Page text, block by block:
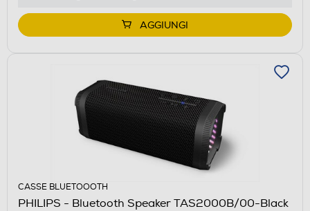
AGGIUNGI
CASSE BLUETOOOTH
PHILIPS - Bluetooth Speaker TAS2000B/00-Black